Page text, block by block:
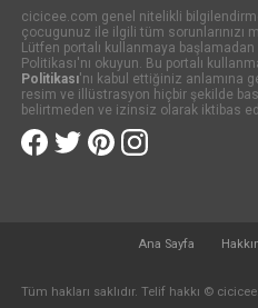
cicicee.com genel nitelikli
çocugunuz ile ilgili tüm sorunlarınızı
Lütfen portalı kullanmaya
Politikası'nı okuyun. Bu portalı
Politikası'nı kabul ettiğiniz anlamına
resim ve illüstrasyon hiçbir şekilde
belirtmeden ve izinsiz olarak iktibas
Ana Sayfa
Tüm hakları saklıdır. Telif hakkı ©